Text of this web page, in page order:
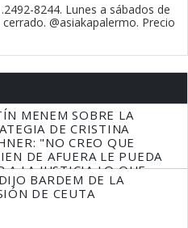
8244. Lunes a sábados de
@asiakapalermo. Precio
MENEM SOBRE LA
DE CRISTINA
"NO CREO QUE
DE AFUERA LE PUEDA
A LA JUSTICIA LO QUE
QUE HACER"
BARDEM DE LA
DE CEUTA